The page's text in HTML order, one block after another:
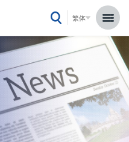
繁体